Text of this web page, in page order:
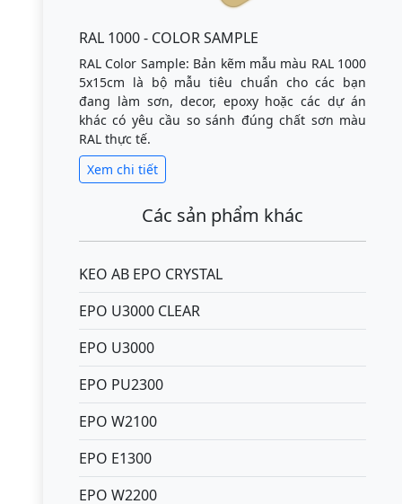
RAL 1000 - COLOR SAMPLE
RAL Color Sample: Bản kẽm mẫu màu RAL 1000
5x15cm là bộ mẫu tiêu chuẩn cho các bạn
đang làm sơn, decor, epoxy hoặc các dự án
khác có yêu cầu so sánh đúng chất sơn màu
RAL thực tế.
Xem chi tiết
Các sản phẩm khác
KEO AB EPO CRYSTAL
EPO U3000 CLEAR
EPO U3000
EPO PU2300
EPO W2100
EPO E1300
EPO W2200